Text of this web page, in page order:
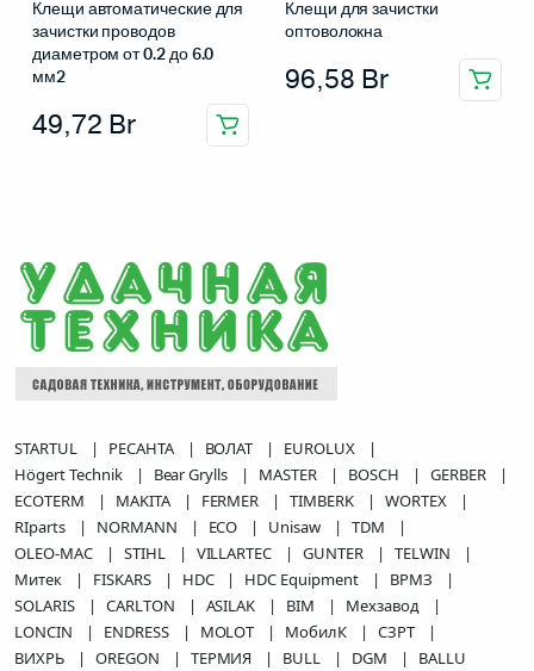
Клещи автоматические для
зачистки проводов
диаметром от 0.2 до 6.0
мм2
49,72 Br
Клещи для зачистки
оптоволокна
96,58 Br
STARTUL РЕСАНТА ВОЛАТ
EUROLUX
Högert Technik
Bear Grylls MASTER BOSCH
GERBER
ECOTERM
MAKITA FERMER TIMBERK
WORTEX
RIparts
NORMANN ECO Unisaw
TDM
OLEO-MAC
STIHL VILLARTEC GUNTER
TELWIN
Митек
FISKARS HDC HDC Equipment
ВРМЗ
SOLARIS
CARLTON ASILAK BIM
Мехзавод
LONCIN
ENDRESS MOLOT МобилК
СЗРТ
ВИХРЬ
OREGON ТЕРМИЯ BULL DGM BALLU